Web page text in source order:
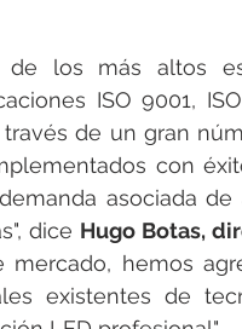
de los más altos
ISO 9001,
de un gran
con
asociada de
dice Hugo Botas,
mercado, hemos
existentes de